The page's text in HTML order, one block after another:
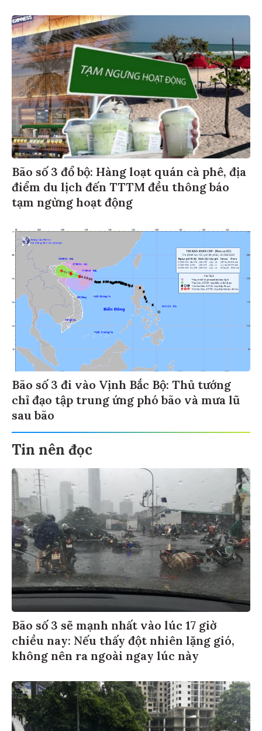
Bão số 3 đổ bộ: Hàng loạt quán cà phê, địa
điểm du lịch đến TTTM đều thông báo
tạm ngừng hoạt động
Bão số 3 đi vào Vịnh Bắc Bộ: Thủ tướng
chỉ đạo tập trung ứng phó bão và mưa lũ
sau bão
Tin nên đọc
Bão số 3 sẽ mạnh nhất vào lúc 17 giờ
chiều nay: Nếu thấy đột nhiên lặng gió,
không nên ra ngoài ngay lúc này